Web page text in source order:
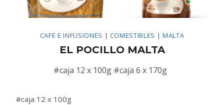
CAFE E INFUSIONES | COMESTIBLES | MALTA
EL POCILLO MALTA
#caja 12 x 100g #caja 6 x 170g
#caja 12 x 100g